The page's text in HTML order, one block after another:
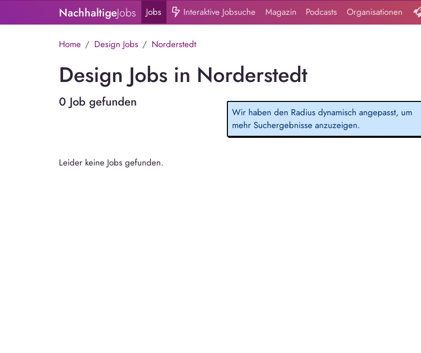
NachhaltigeJobs Jobs Interaktive Jobsuche Magazin Podcasts Organisationen
Home Design Jobs Norderstedt
Design Jobs in Norderstedt
0 Job gefunden
Wir haben den Radius dynamisch angepasst, um
mehr Suchergebnisse anzuzeigen.
Leider keine Jobs gefunden.